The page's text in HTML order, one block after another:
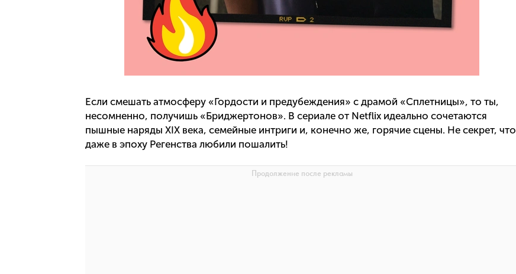
Если смешать атмосферу «Гордости и предубеждения» с драмой «Сплетницы», то ты,
несомненно, получишь «Бриджертонов». В сериале от Netflix идеально сочетаются
пышные наряды XIX века, семейные интриги и, конечно же, горячие сцены. Не секрет, что
даже в эпоху Регенства любили пошалить!